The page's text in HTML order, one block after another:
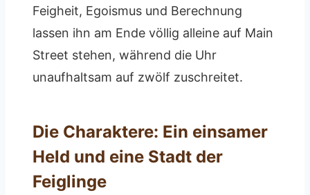
Feigheit, Egoismus und Berechnung
lassen ihn am Ende völlig alleine auf Main
Street stehen, während die Uhr
unaufhaltsam auf zwölf zuschreitet.
Die Charaktere: Ein einsamer
Held und eine Stadt der
Feiglinge